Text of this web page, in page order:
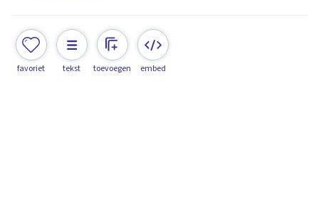
favoriet tekst toevoegen embed